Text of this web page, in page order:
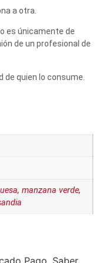
a otra.
es únicamente de
de un profesional de
de quien lo consume.
manzana verde,